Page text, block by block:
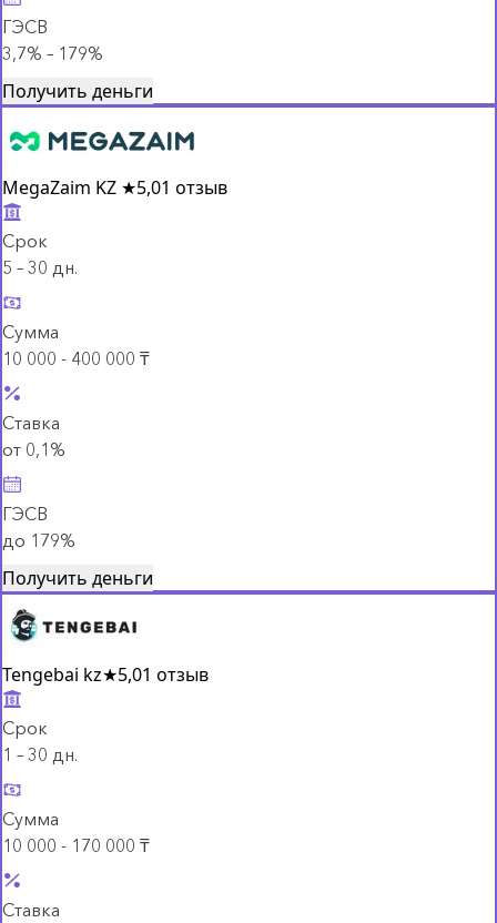
ГЭСВ
3,7% – 179%
Получить деньги
MegaZaim KZ ★5,01 отзыв
Срок
5 – 30 дн.
Сумма
10 000 - 400 000 ₸
Ставка
от 0,1%
ГЭСВ
до 179%
Получить деньги
Tengebai kz★5,01 отзыв
Срок
1 – 30 дн.
Сумма
10 000 - 170 000 ₸
Ставка